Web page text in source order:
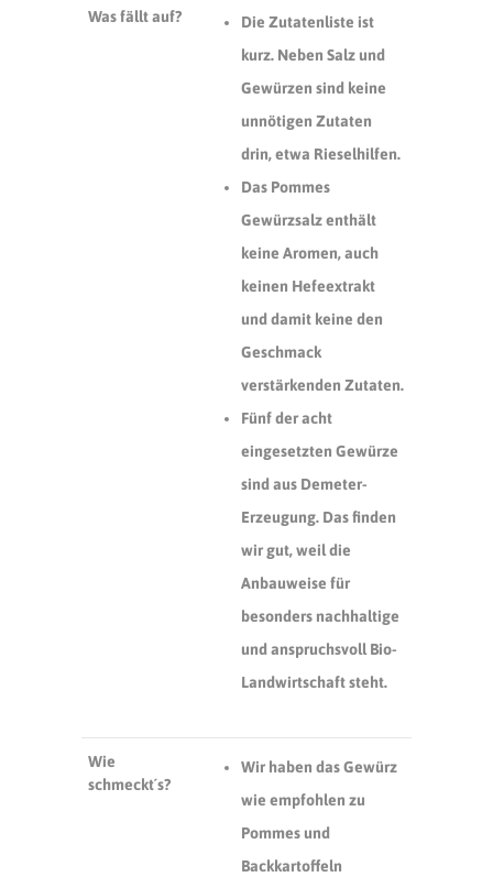
Was fällt auf?
Die Zutatenliste ist
kurz. Neben Salz und
Gewürzen sind keine
unnötigen Zutaten
drin, etwa Rieselhilfen.
Das Pommes
Gewürzsalz enthält
keine Aromen, auch
keinen Hefeextrakt
und damit keine den
Geschmack
verstärkenden Zutaten.
Fünf der acht
eingesetzten Gewürze
sind aus Demeter-
Erzeugung. Das finden
wir gut, weil die
Anbauweise für
besonders nachhaltige
und anspruchsvoll Bio-
Landwirtschaft steht.
Wie
schmeckt´s?
Wir haben das Gewürz
wie empfohlen zu
Pommes und
Backkartoffeln